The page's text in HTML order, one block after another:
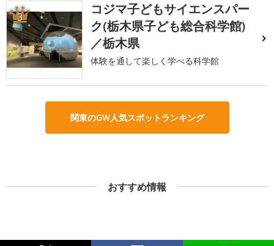
3
コジマ子どもサイエンスパー
ク(栃木県子ども総合科学館)
／栃木県
体験を通して楽しく学べる科学館
関東のGW人気スポットランキング
おすすめ情報